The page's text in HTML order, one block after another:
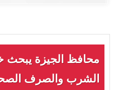
محافظ الجيزة يبحث
الشرب والصرف